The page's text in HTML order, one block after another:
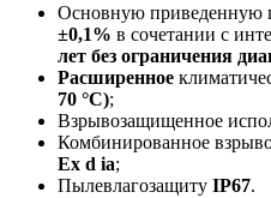
Основную приведенную
±0,1% в сочетании с
лет без ограничения
Расширенное
70 °С);
Взрывозащищенное
Комбинированное
Ex d ia;
Пылевлагозащиту IP67.